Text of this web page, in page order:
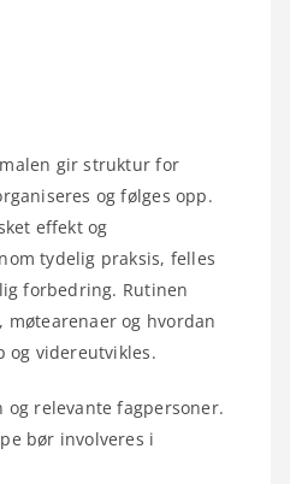
gir struktur for
og følges opp.
effekt og
tydelig praksis, felles
forbedring. Rutinen
og hvordan
og videreutvikles.
og relevante fagpersoner.
bør involveres i